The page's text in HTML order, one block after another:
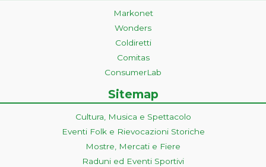
Markonet
Wonders
Coldiretti
Comitas
ConsumerLab
Sitemap
Cultura, Musica e Spettacolo
Eventi Folk e Rievocazioni Storiche
Mostre, Mercati e Fiere
Raduni ed Eventi Sportivi